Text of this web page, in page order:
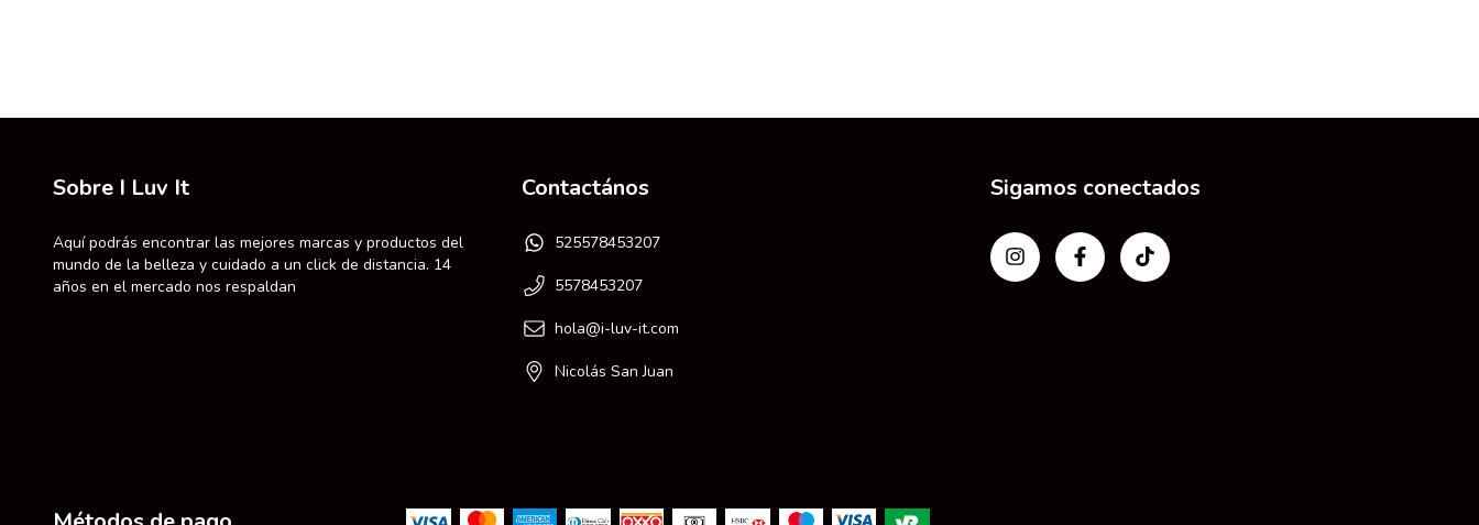
Sobre I Luv It
Aquí podrás encontrar las mejores marcas y productos del
mundo de la belleza y cuidado a un click de distancia. 14
años en el mercado nos respaldan
Contactános
525578453207
5578453207
hola@i-luv-it.com
Nicolás San Juan
Sigamos conectados